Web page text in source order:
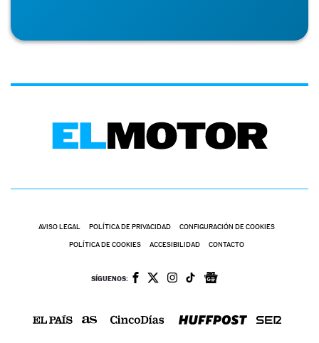
AVISO LEGAL POLÍTICA DE PRIVACIDAD CONFIGURACIÓN DE COOKIES
POLÍTICA DE COOKIES ACCESIBILIDAD CONTACTO
SÍGUENOS: